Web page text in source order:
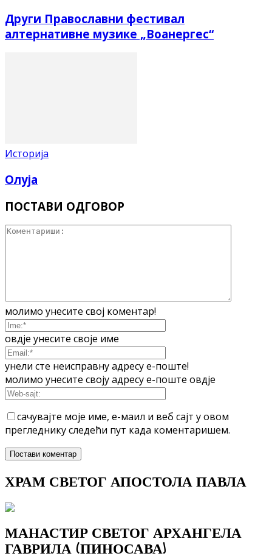
Други Православни фестивал
алтернативне музике „Воанергес“
Историја
Олуја
ПОСТАВИ ОДГОВОР
молимо унесите свој коментар!
овдје унесите своје име
унели сте неисправну адресу е-поште!
молимо унесите своју адресу е-поште овдје
сачувајте моје име, е-маил и веб сајт у овом
прегледнику следећи пут када коментаришем.
ХРАМ СВЕТОГ АПОСТОЛА ПАВЛА
МАНАСТИР СВЕТОГ АРХАНГЕЛА
ГАВРИЛА (ПИНОСАВА)